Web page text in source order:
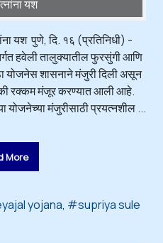
यश
यश पुणे, दि. १६ (प्रतिनिधी) -
हवेली तालुक्यातील फुरसुंगी आणि
योजनेस शासनाने मंजुरी दिली असून
रक्कम मंजूर करण्यात आली आहे.
योजनेच्या मंजुरीसाठी प्रयत्नशील ...
More
yojana supriya sule